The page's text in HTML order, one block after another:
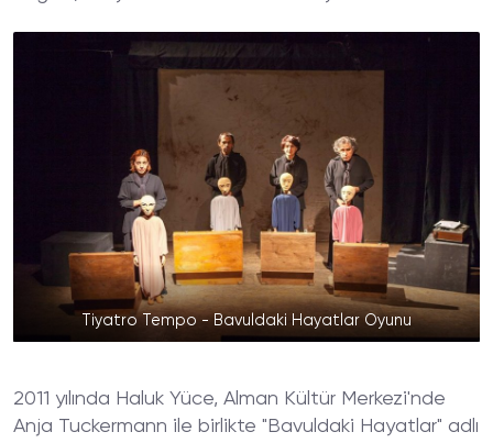
Tiyatro Tempo - Bavuldaki Hayatlar Oyunu
2011 yılında Haluk Yüce, Alman Kültür Merkezi'nde
Anja Tuckermann ile birlikte "Bavuldaki Hayatlar" adlı